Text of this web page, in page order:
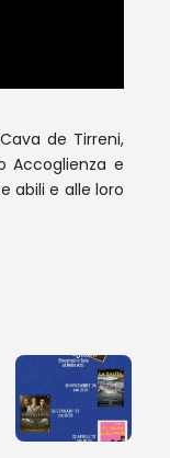
de Tirreni,
Accoglienza e
abili e alle loro